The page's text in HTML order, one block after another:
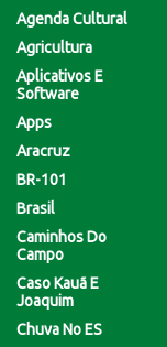
Agenda Cultural
Agricultura
Aplicativos E
Software
Apps
Aracruz
BR-101
Brasil
Caminhos Do
Campo
Caso Kauã E
Joaquim
Chuva No ES